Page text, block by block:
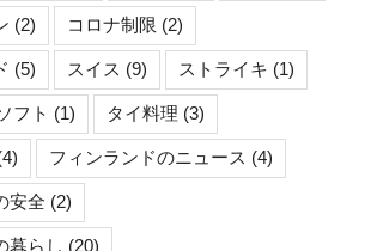
(2) コロナ制限 (2)
(5) スイス (9) ストライキ (1)
フト (1) タイ料理 (3)
フィンランドのニュース (4)
安全 (2)
暮らし (20)